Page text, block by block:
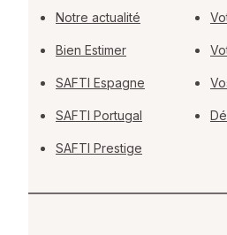
Notre actualité
Bien Estimer
SAFTI Espagne
SAFTI Portugal
SAFTI Prestige